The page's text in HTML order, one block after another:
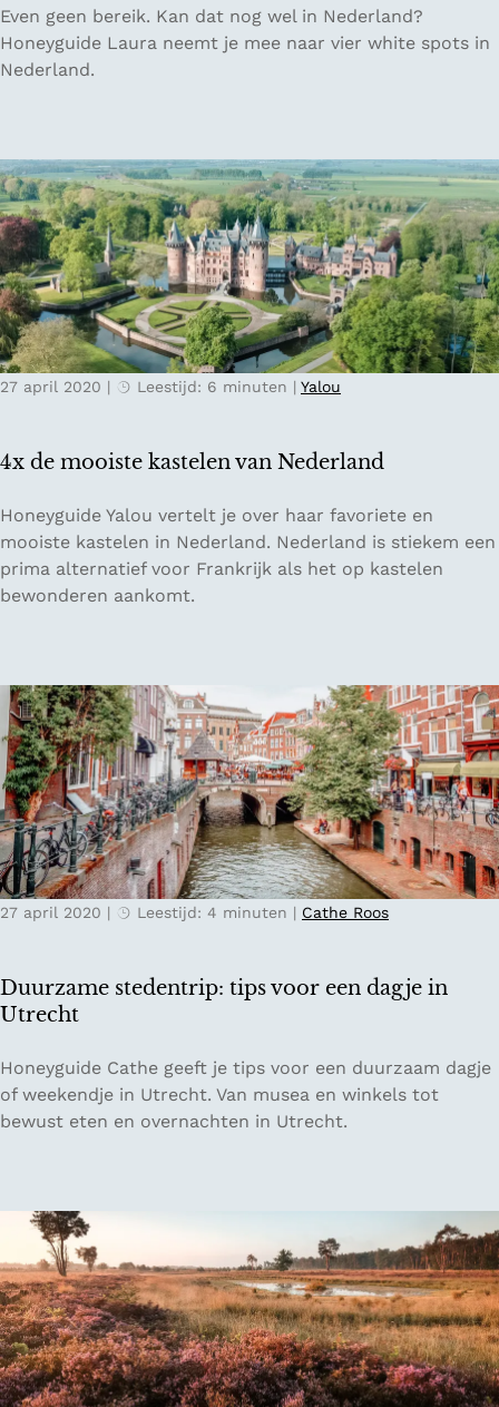
f
o
o
t
i
e
n
v
o
o
r
e
e
n
r
o
d
e
d
J
p
a
n
4
x
w
e
s
p
o
t
s
i
n
N
e
l
a
n
d
o
e
e
n
o
ff
l
i
n
v
a
a
t
Even geen bereik. Kan dat nog wel in Nederland?
Honeyguide Laura neemt je mee naar vier white spots in
Nederland.
4x de mooiste kastelen van Nederland
27 april 2020 | Leestijd: 6 minuten | Yalou
4
x
d
e
e
k
a
s
t
e
n
v
n
N
e
r
a
n
d
Honeyguide Yalou vertelt je over haar favoriete en
mooiste kastelen in Nederland. Nederland is stiekem een
prima alternatief voor Frankrijk als het op kastelen
bewonderen aankomt.
Duurzame stedentrip: tips voor een dagje in
Utrecht
27 april 2020 | Leestijd: 4 minuten | Cathe Roos
D
u
u
s
t
e
d
e
Honeyguide Cathe geeft je tips voor een duurzaam dagje
of weekendje in Utrecht. Van musea en winkels tot
bewust eten en overnachten in Utrecht.